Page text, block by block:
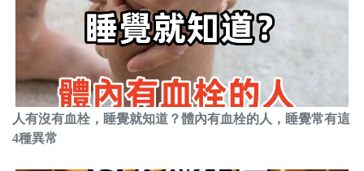
人有沒有血栓，睡覺就知道？體內有血栓的人，睡覺常有這
4種異常